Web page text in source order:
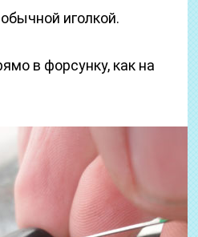
иголкой.
в форсунку, как на